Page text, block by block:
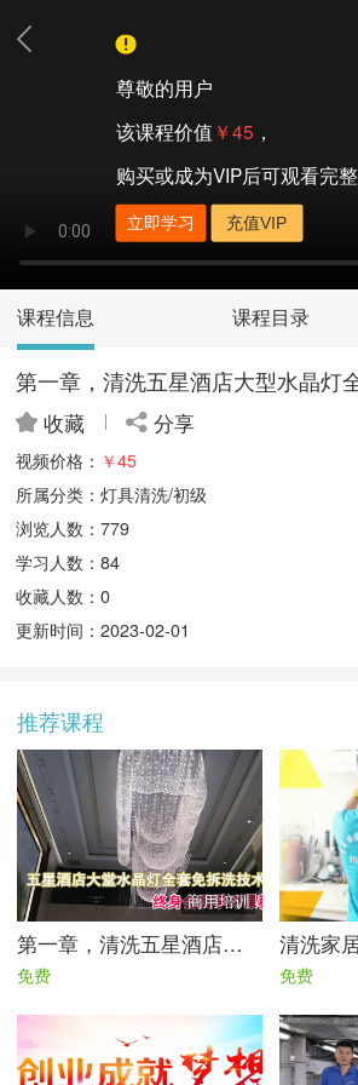
尊敬的用户
该课程价值 ￥45 ，
购买或成为VIP后可观看完
立即学习 充值VIP
课程信息 课程目录
收藏 分享
视频价格： ￥45
所属分类：灯具清洗/初级
浏览人数：779
学习人数：84
收藏人数：0
更新时间：2023-02-01
推荐课程
商用培训
第一章，清洗五星酒店大型水晶灯全套技术|免拆洗技术流程
免费
清洗家
免费